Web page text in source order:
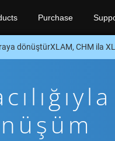
Purchase
dönüştürXLAM, CHM ila